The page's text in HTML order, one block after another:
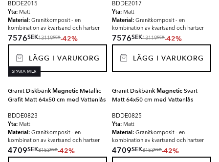
BDDE2015
Yta: Matt
Material: Granitkomposit - en
kombination av kvartsand och hartser
7576SEK13119SEK-42%
LÄGG I VARUKORG
BDDE2017
Yta: Matt
Material: Granitkomposit - en
kombination av kvartsand och hartser
7576SEK13119SEK-42%
LÄGG I VARUKORG
SPARA MER
Granit Diskbänk Magnetic Metallic
Grafit Matt 64x50 cm med Vattenlås
BDDE0823
Yta: Matt
Material: Granitkomposit - en
kombination av kvartsand och hartser
4709SEK8153SEK-42%
Granit Diskbänk MagneticSvart
Matt 64x50 cm med Vattenlås
BDDE0825
Yta: Matt
Material: Granitkomposit - en
kombination av kvartsand och hartser
4709SEK8153SEK-42%